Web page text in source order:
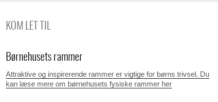
KOM LET TIL
Børnehusets rammer
Attraktive og inspirerende rammer er vigtige for børns trivsel. Du
kan læse mere om børnehusets fysiske rammer her